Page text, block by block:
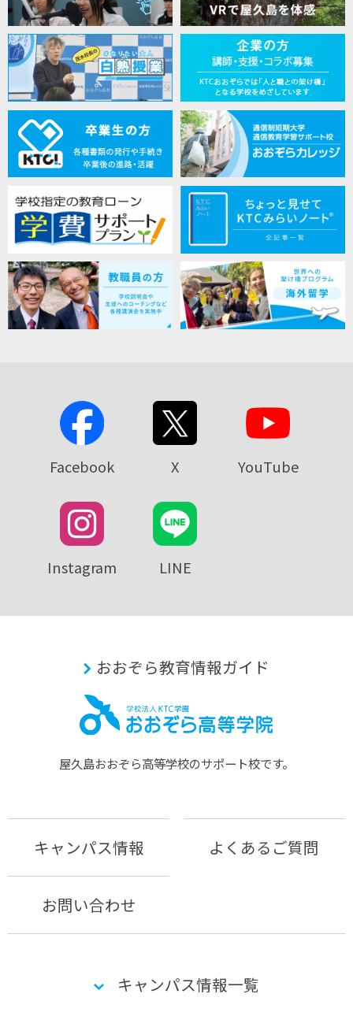
Facebook X YouTube
Instagram LINE
おおぞら教育情報ガイド
屋久島おおぞら⾼等学校のサポート校です。
キャンパス情報 よくあるご質問
お問い合わせ
キャンパス情報一覧